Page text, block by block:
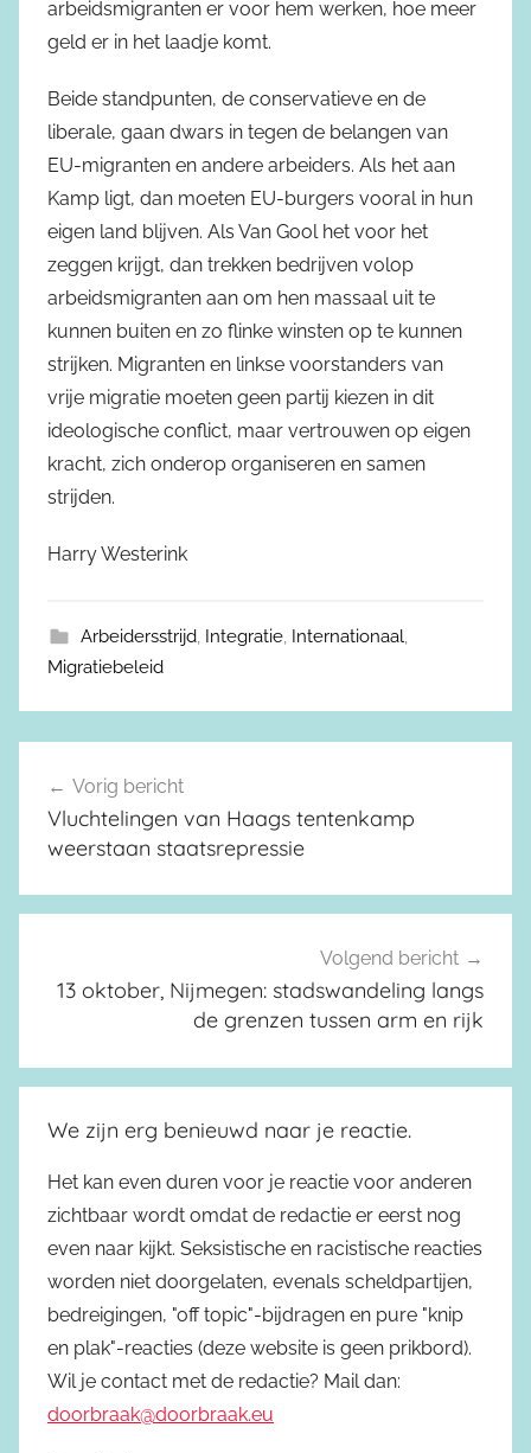
arbeidsmigranten er voor hem werken, hoe meer
geld er in het laadje komt.
Beide standpunten, de conservatieve en de
liberale, gaan dwars in tegen de belangen van
EU-migranten en andere arbeiders. Als het aan
Kamp ligt, dan moeten EU-burgers vooral in hun
eigen land blijven. Als Van Gool het voor het
zeggen krijgt, dan trekken bedrijven volop
arbeidsmigranten aan om hen massaal uit te
kunnen buiten en zo flinke winsten op te kunnen
strijken. Migranten en linkse voorstanders van
vrije migratie moeten geen partij kiezen in dit
ideologische conflict, maar vertrouwen op eigen
kracht, zich onderop organiseren en samen
strijden.
Harry Westerink
Arbeidersstrijd, Integratie, Internationaal,
Migratiebeleid
Berichtnavigatie
Vorig bericht
Vluchtelingen van Haags tentenkamp
weerstaan staatsrepressie
Volgend bericht
13 oktober, Nijmegen: stadswandeling langs
de grenzen tussen arm en rijk
We zijn erg benieuwd naar je reactie.
Het kan even duren voor je reactie voor anderen
zichtbaar wordt omdat de redactie er eerst nog
even naar kijkt. Seksistische en racistische reacties
worden niet doorgelaten, evenals scheldpartijen,
bedreigingen, "off topic"-bijdragen en pure "knip
en plak"-reacties (deze website is geen prikbord).
Wil je contact met de redactie? Mail dan:
doorbraak@doorbraak.eu